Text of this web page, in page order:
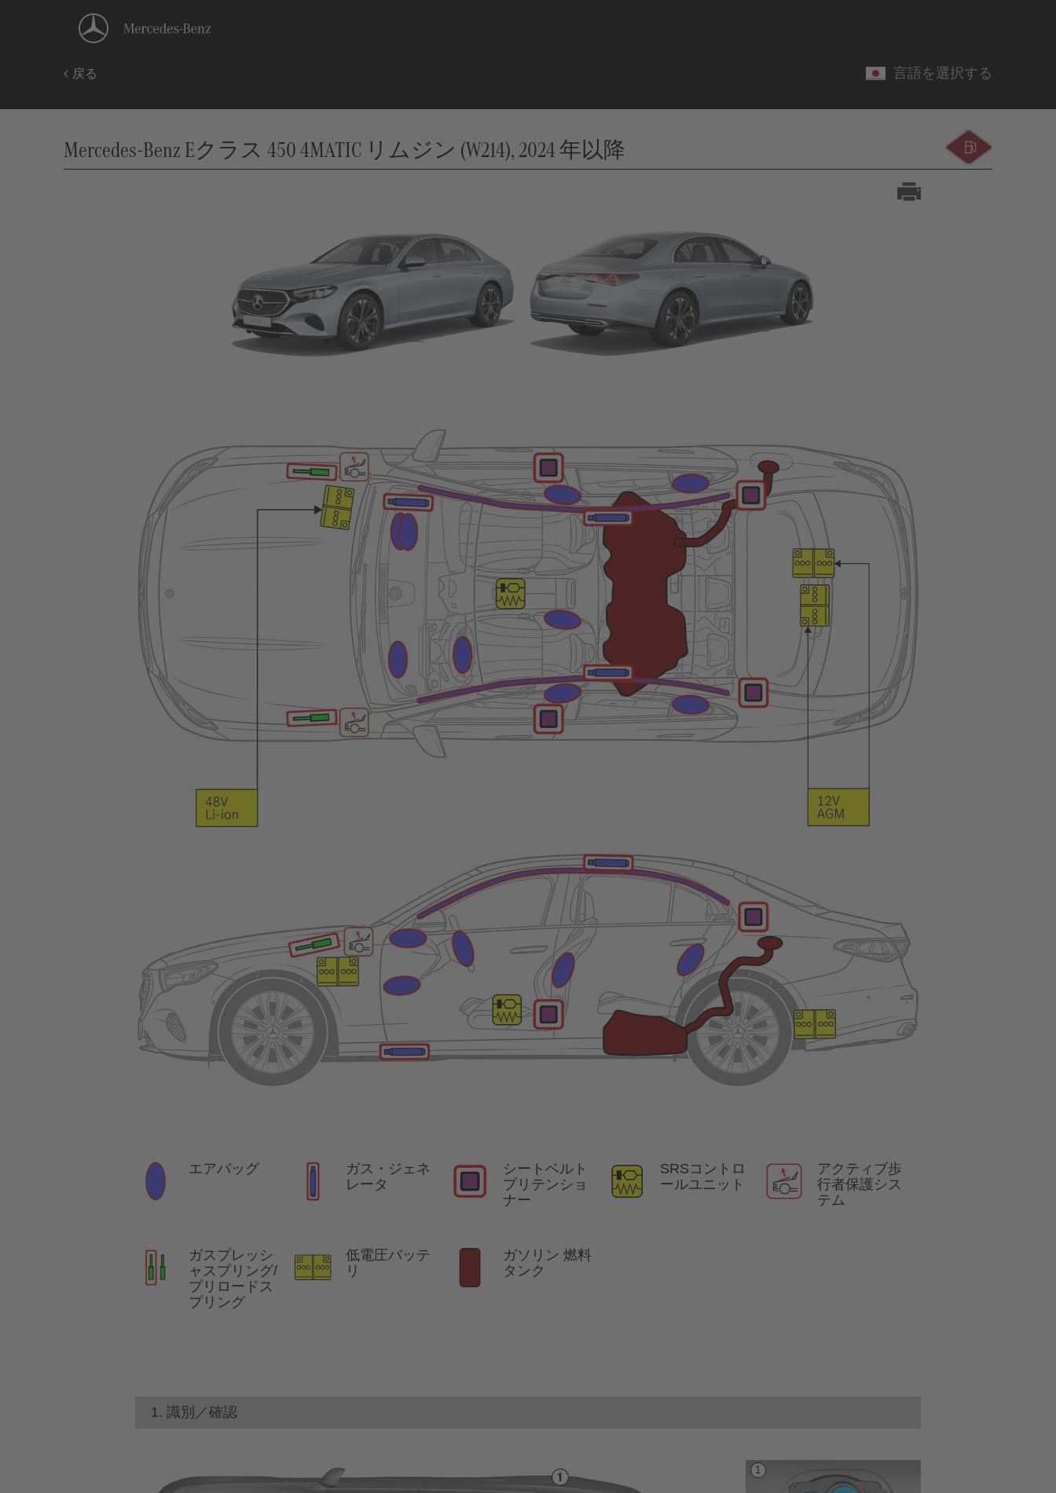
戻る 言語を選択する
Mercedes-Benz Eクラス 450 4MATIC リムジン (W214), 2024 年以降
エアバッグ
ガス・ジェネ
レータ
シートベルト
プリテンショ
ナー
SRSコントロ
ールユニット
アクティブ歩
行者保護シス
テム
ガスプレッシ
ャスプリング/
プリロードス
プリング
低電圧バッテ
リ
ガソリン 燃料
タンク
1. 識別／確認